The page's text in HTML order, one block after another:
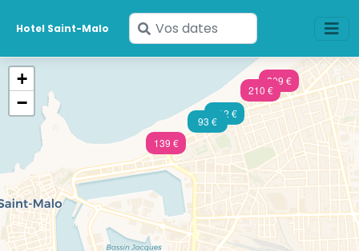
Hotel Saint-Malo
Saisissez
vos
209 €
210 €
139 €
93 €
102 €
+
−